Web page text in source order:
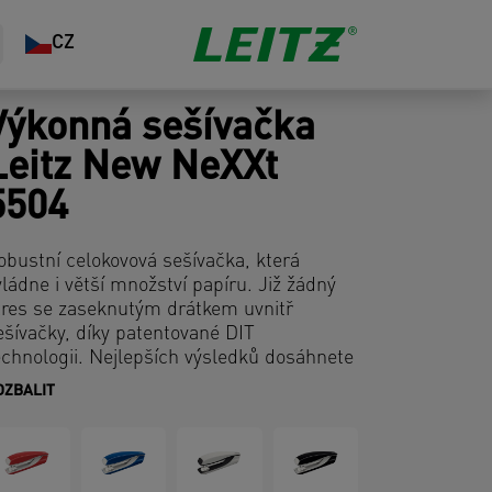
CZ
sešívačka
New NeXXt
celokovová sešívačka, která
i větší množství papíru. Již žádný
se zaseknutým drátkem uvnitř
díky patentované DIT
Nejlepších výsledků dosáhnete
s drátky Leitz Power